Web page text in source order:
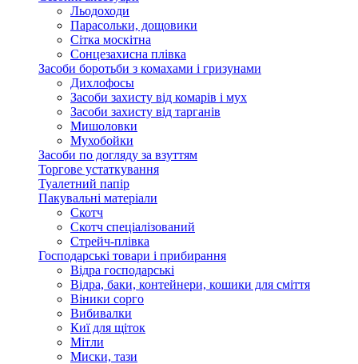
Льодоходи
Парасольки, дощовики
Сітка москітна
Сонцезахисна плівка
Засоби боротьби з комахами і гризунами
Дихлофосы
Засоби захисту від комарів і мух
Засоби захисту від тарганів
Мишоловки
Мухобойки
Засоби по догляду за взуттям
Торгове устаткування
Туалетний папір
Пакувальні матеріали
Скотч
Скотч спеціалізований
Стрейч-плівка
Господарські товари і прибирання
Відра господарські
Відра, баки, контейнери, кошики для сміття
Віники сорго
Вибивалки
Киї для щіток
Мітли
Миски, тази